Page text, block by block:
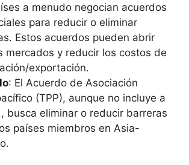
a menudo negocian acuerdos
para reducir o eliminar
Estos acuerdos pueden abrir
mercados y reducir los costos de
exportación.
: El Acuerdo de Asociación
(TPP), aunque no incluye a
busca eliminar o reducir barreras
países miembros en Asia-